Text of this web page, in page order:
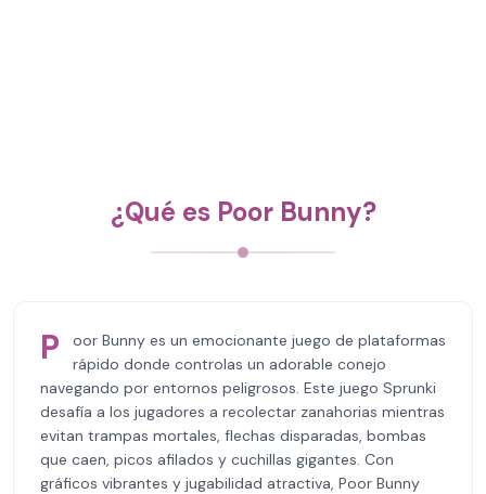
¿Qué es Poor Bunny?
P
oor Bunny es un emocionante juego de plataformas
rápido donde controlas un adorable conejo
navegando por entornos peligrosos. Este juego Sprunki
desafía a los jugadores a recolectar zanahorias mientras
evitan trampas mortales, flechas disparadas, bombas
que caen, picos afilados y cuchillas gigantes. Con
gráficos vibrantes y jugabilidad atractiva, Poor Bunny